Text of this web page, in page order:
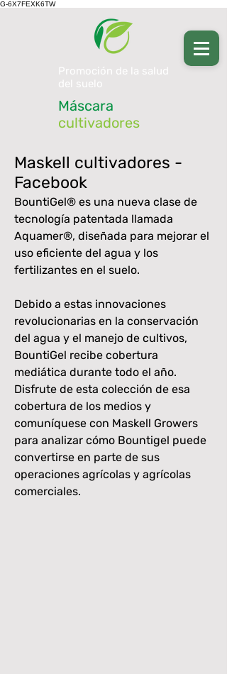
G-6X7FEXK6TW
Promoción de la salud
del suelo
Máscara
cultivadores
Maskell cultivadores -
Facebook
BountiGel® es una nueva clase de
tecnología patentada llamada
Aquamer®, diseñada para mejorar el
uso eficiente del agua y los
fertilizantes en el suelo.
Debido a estas innovaciones
revolucionarias en la conservación
del agua y el manejo de cultivos,
BountiGel recibe cobertura
mediática durante todo el año.
Disfrute de esta colección de esa
cobertura de los medios y
comuníquese con Maskell Growers
para analizar cómo Bountigel puede
convertirse en parte de sus
operaciones agrícolas y agrícolas
comerciales.